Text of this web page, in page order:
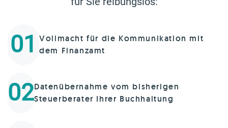
01
Vollmacht für die Kommunikation mit
dem Finanzamt
02Datenübernahme vom bisherigen
Steuerberater Ihrer Buchhaltung